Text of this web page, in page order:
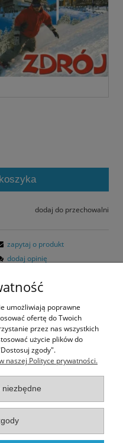
dodaj do przechowalni
zapytaj o produkt
dodaj opinię
umożliwiają poprawne
ofertę do Twoich
przez nas wszystkich
użycie plików do
zgody".
naszej Polityce prywatności.
niezbędne